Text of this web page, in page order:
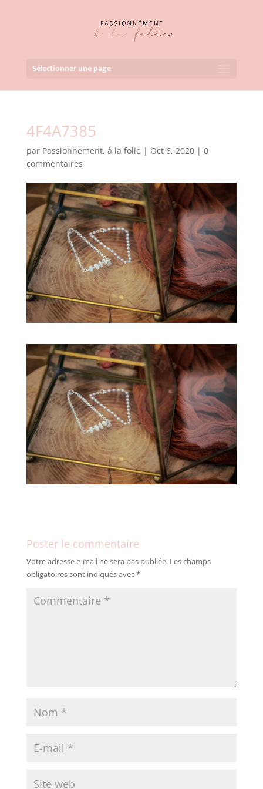
Sélectionner une page
4F4A7385
par Passionnement, à la folie | Oct 6, 2020| 0
commentaires
Poster le commentaire
Votre adresse e-mail ne sera pas publiée. Les champs
obligatoires sont indiqués avec*